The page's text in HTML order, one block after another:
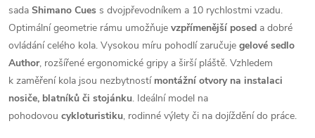
sada Shimano Cues s dvojpřevodníkem a 10 rychlostmi vzadu.
Optimální geometrie rámu umožňuje vzpřímenější posed a dobré
ovládání celého kola. Vysokou míru pohodlí zaručuje gelové sedlo
Author, rozšířené ergonomické gripy a širší pláště. Vzhledem
k zaměření kola jsou nezbytností montážní otvory na instalaci
nosiče, blatníků či stojánku. Ideální model na
pohodovou cykloturistiku, rodinné výlety či na dojíždění do práce.